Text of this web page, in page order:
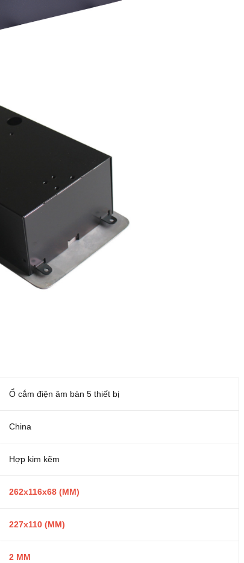
Ổ cắm điện âm bàn 5 thiết bị
China
Hợp kim kẽm
262x116x68 (MM)
227x110 (MM)
2 MM